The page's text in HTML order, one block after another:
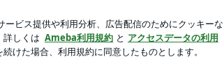
プラ&ハイmixコーデ♪ママカジュアルコ